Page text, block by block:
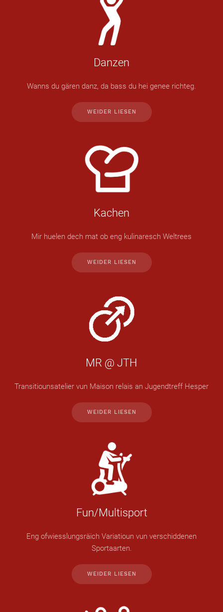
Danzen
Wanns du gären danz, da bass du hei genee richteg.
WEIDER LIESEN
Kachen
Mir huelen dech mat ob eng kulinaresch Weltrees
WEIDER LIESEN
MR @ JTH
Transitiounsatelier vun Maison relais an Jugendtreff Hesper
WEIDER LIESEN
Fun/Multisport
Eng ofwiesslungsräich Variatioun vun verschiddenen
Sportaarten.
WEIDER LIESEN